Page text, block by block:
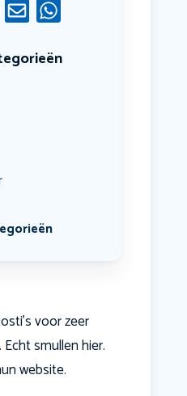
voor zeer
smullen hier.
website.